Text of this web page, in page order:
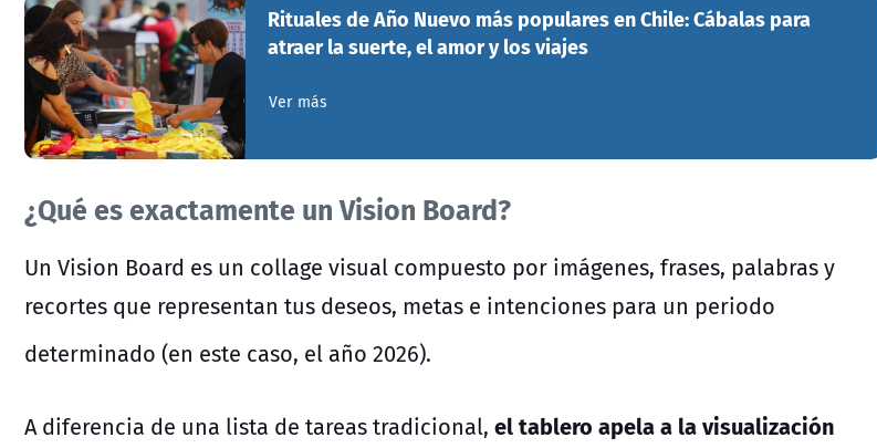
Rituales de Año Nuevo más populares en Chile: Cábalas para
atraer la suerte, el amor y los viajes
Ver más
¿Qué es exactamente un Vision Board?
Un Vision Board es un collage visual compuesto por imágenes, frases, palabras y
recortes que representan tus deseos, metas e intenciones para un periodo
determinado (en este caso, el año 2026).
A diferencia de una lista de tareas tradicional, el tablero apela a lavisualización